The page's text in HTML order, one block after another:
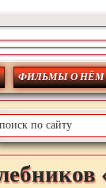
ФИЛЬМЫ О